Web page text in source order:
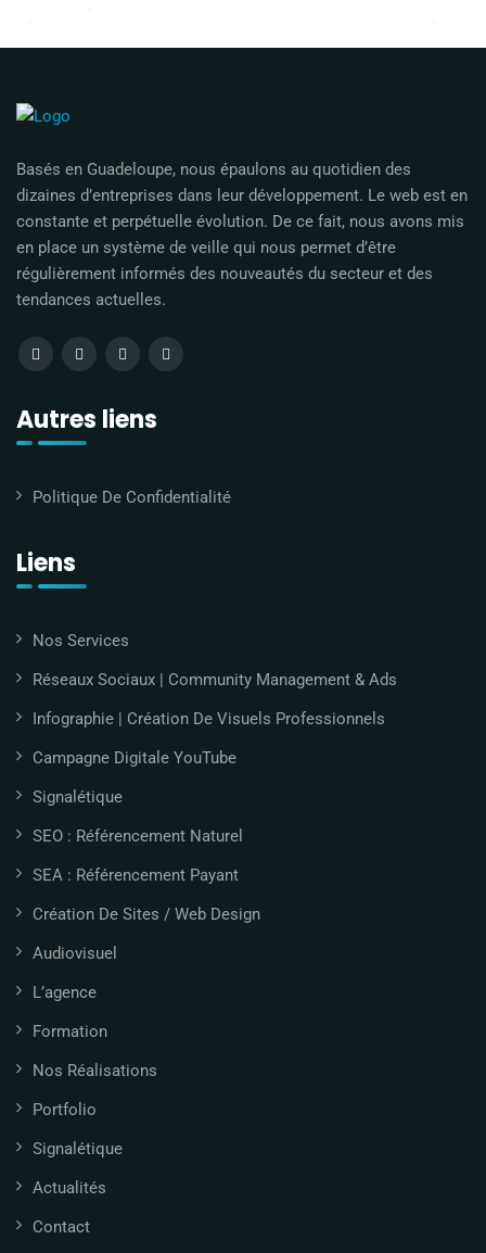
Basés en Guadeloupe, nous épaulons au quotidien des
dizaines d’entreprises dans leur développement. Le web est en
constante et perpétuelle évolution. De ce fait, nous avons mis
en place un système de veille qui nous permet d’être
régulièrement informés des nouveautés du secteur et des
tendances actuelles.
Autres liens
Politique De Confidentialité
Liens
Nos Services
Réseaux Sociaux | Community Management & Ads
Infographie | Création De Visuels Professionnels
Campagne Digitale YouTube
Signalétique
SEO : Référencement Naturel
SEA : Référencement Payant
Création De Sites / Web Design
Audiovisuel
L’agence
Formation
Nos Réalisations
Portfolio
Signalétique
Actualités
Contact